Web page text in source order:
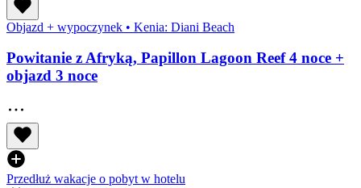
Objazd + wypoczynek • Kenia: Diani Beach
Powitanie z Afryką, Papillon Lagoon Reef 4 noce +
objazd 3 noce
Przedłuż wakacje o pobyt w hotelu